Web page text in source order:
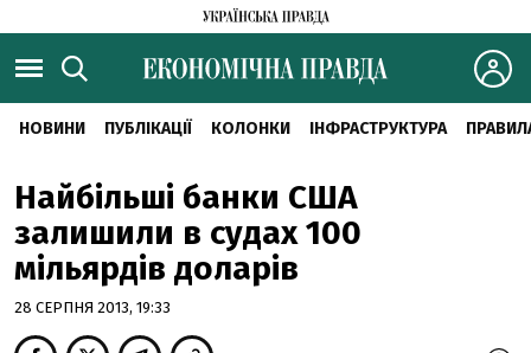
НОВИНИ ПУБЛІКАЦІЇ КОЛОНКИ ІНФРАСТРУКТУРА
Найбільші банки США
залишили в судах 100
мільярдів доларів
28 СЕРПНЯ 2013, 19:33